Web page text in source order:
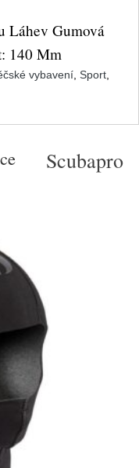
Láhev Gumová
140 Mm
vybavení Sport
Scubapro